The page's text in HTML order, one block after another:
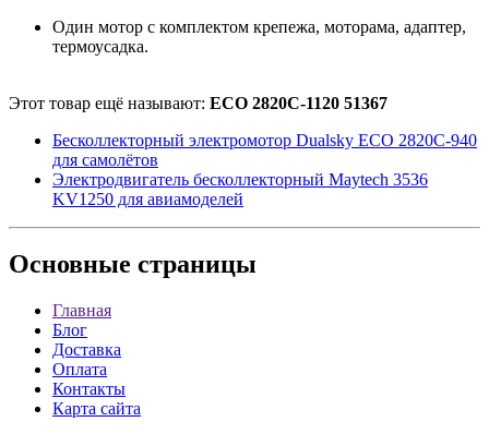
Один мотор с комплектом крепежа, моторама, адаптер,
термоусадка.
Этот товар ещё называют: ECO 2820C-1120 51367
Бесколлекторный электромотор Dualsky ECO 2820C-940
для самолётов
Электродвигатель бесколлекторный Maytech 3536
KV1250 для авиамоделей
Основные страницы
Главная
Блог
Доставка
Оплата
Контакты
Карта сайта